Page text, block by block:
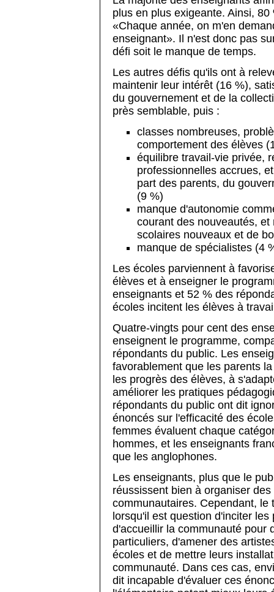
plus en plus exigeante. Ainsi,
«Chaque année, on m'en
enseignant». Il n'est donc pas
défi soit le manque de temps.
Les autres défis qu'ils ont à
maintenir leur intérêt (16 %),
du gouvernement et de la
près semblable, puis :
classes nombreuses,
comportement des élèves
équilibre travail-vie privée,
professionnelles accrues,
part des parents, du
(9 %)
manque d'autonomie
courant des nouveautés,
scolaires nouveaux et de
manque de spécialistes (4
Les écoles parviennent à
élèves et à enseigner le
enseignants et 52 % des
écoles incitent les élèves à
Quatre-vingts pour cent des
enseignent le programme,
répondants du public. Les
favorablement que les parents
les progrès des élèves, à
améliorer les pratiques
répondants du public ont dit
énoncés sur l'efficacité des
femmes évaluent chaque
hommes, et les enseignants
que les anglophones.
Les enseignants, plus que le
réussissent bien à organiser
communautaires. Cependant, le
lorsqu'il est question d'inciter
d'accueillir la communauté pour
particuliers, d'amener des
écoles et de mettre leurs
communauté. Dans ces cas,
dit incapable d'évaluer ces